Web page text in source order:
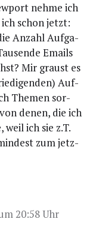
neh­me ich
schon jetzt:
Anzahl Auf­ga­
Emails
Mir graust es
Auf­
The­men sor­
denen, die ich
ich sie z.T.
zum jetz­
20:58 Uhr